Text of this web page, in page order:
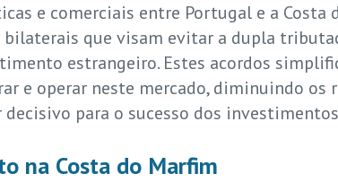
e comerciais entre Portugal e a
que visam evitar a dupla
estrangeiro. Estes acordos
e operar neste mercado, diminuindo os
para o sucesso dos
na Costa do Marfim